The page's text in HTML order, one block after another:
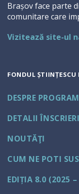
Brașov face parte
comunitare care
Vizitează site-ul
FONDUL ȘTIINȚESCU
DESPRE PROGRAM
DETALII ÎNSCRIERI
NOUTĂŢI
CUM NE POTI
EDIȚIA 8.0 (2025